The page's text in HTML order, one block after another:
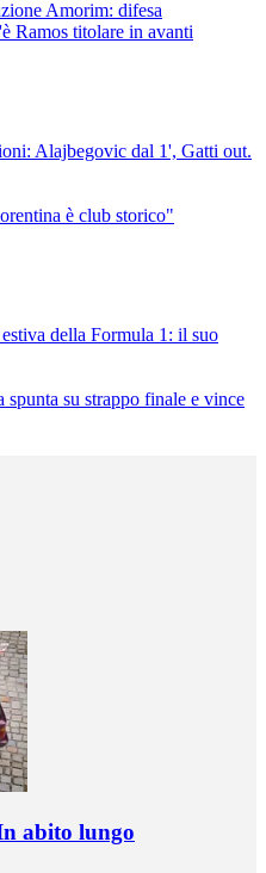
Amorim: difesa
Ramos titolare in avanti
Alajbegovic dal 1', Gatti out.
è club storico"
della Formula 1: il suo
su strappo finale e vince
abito lungo